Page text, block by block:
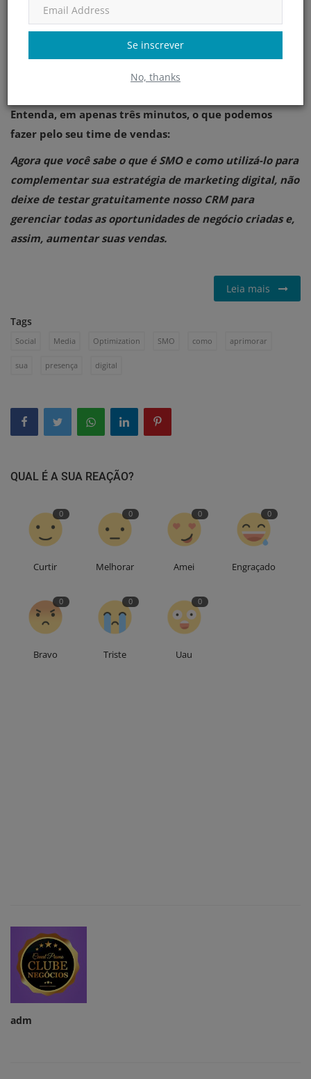
Se inscrever
No, thanks
Nesse sentido, é essencial cadastrá-los no seu sistema de
CRM para ter uma gestão adequada.
Entenda, em apenas três minutos, o que podemos
fazer pelo seu time de vendas:
Agora que você sabe o que é SMO e como utilizá-lo para
complementar sua estratégia de marketing digital, não
deixe de testar gratuitamente nosso CRM para
gerenciar todas as oportunidades de negócio criadas e,
assim, aumentar suas vendas.
Leia mais
Tags
Social Media Optimization SMO como aprimorar
sua presença digital
QUAL É A SUA REAÇÃO?
0
Curtir
0
Melhorar
0
Amei
0
Engraçado
0
Bravo
0
Triste
0
Uau
adm